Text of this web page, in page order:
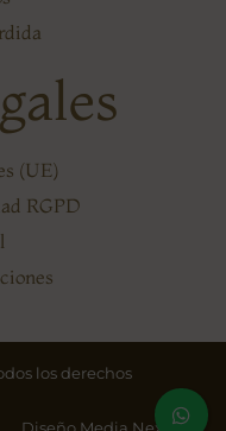
(UE)
RGPD
los derechos